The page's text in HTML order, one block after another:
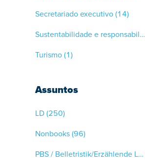
Secretariado executivo(14)
Sustentabilidade e responsabilidade social
Turismo(1)
Assuntos
LD(250)
Nonbooks(96)
PBS / Belletristik/Erzählende Literatur